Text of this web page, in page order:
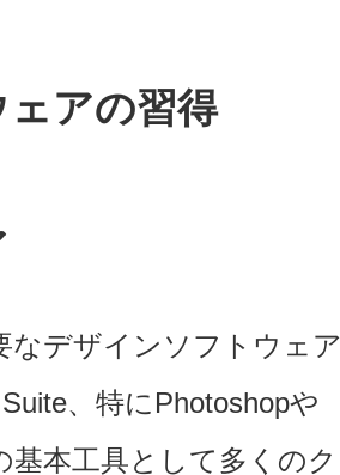
アの習得
なデザインソフトウェ
、特にPhotoshopや
本工具として多くのク